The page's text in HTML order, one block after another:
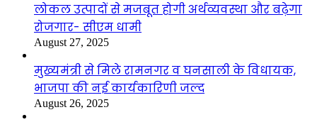
लोकल उत्पादों से मजबूत होगी अर्थव्यवस्था और बढ़ेगा
रोजगार- सीएम धामी
August 27, 2025
मुख्यमंत्री से मिले रामनगर व घनसाली के विधायक,
भाजपा की नई कार्यकारिणी जल्द
August 26, 2025